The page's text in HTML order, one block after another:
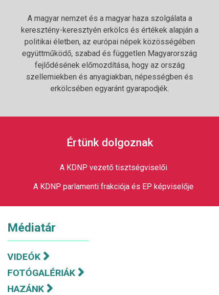
A magyar nemzet és a magyar haza szolgálata a
keresztény-keresztyén erkölcs és értékek alapján a
politikai életben, az európai népek közösségében
együttműködő, szabad és független Magyarország
fejlődésének előmozdítása, hogy az ország
szellemiekben és anyagiakban, népességben és
erkölcsében egyaránt gyarapodjék.
Értünk dolgoznak
A KDNP vezető tisztségviselői
A KDNP parlamenti frakciója és EP képviselője
Médiatár
VIDEÓK
FOTÓGALÉRIÁK
HAZÁNK